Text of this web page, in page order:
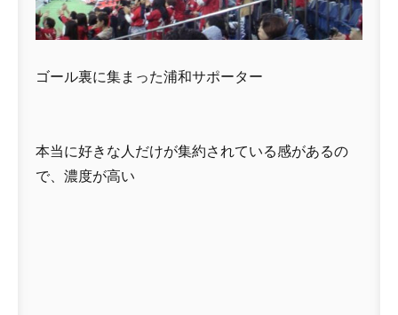
ゴール裏に集まった浦和サポーター
本当に好きな人だけが集約されている感があるの
で、濃度が高い